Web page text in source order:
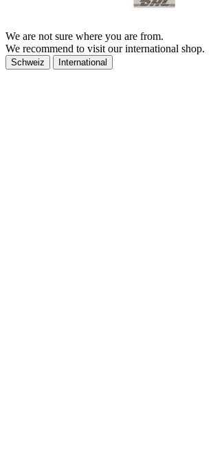
We are not sure where you are from.
We recommend to visit our international shop.
Schweiz International